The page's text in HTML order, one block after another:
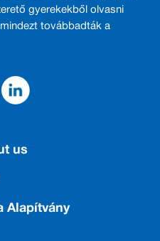
gyerekekből olvasni
továbbadták a
us
Alapítvány